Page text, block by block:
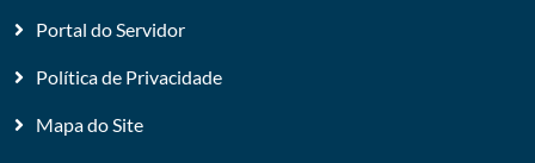
Portal do Servidor
Política de Privacidade
Mapa do Site